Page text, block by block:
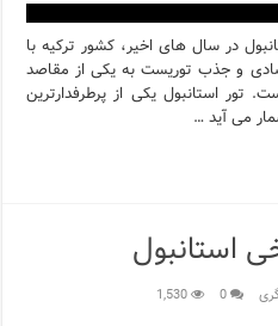
در سال های اخیر، کشور ترکیه با
و جذب توریست به یکی از مقاصد
استانبول یکی از پرطرفدارترین
می آید …
استانبول
0
1,530